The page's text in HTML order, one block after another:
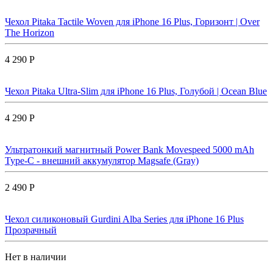
Чехол Pitaka Tactile Woven для iPhone 16 Plus, Горизонт | Over
The Horizon
4 290 Р
Чехол Pitaka Ultra-Slim для iPhone 16 Plus, Голубой | Ocean Blue
4 290 Р
Ультратонкий магнитный Power Bank Movespeed 5000 mAh
Type-C - внешний аккумулятор Magsafe (Gray)
2 490 Р
Чехол силиконовый Gurdini Alba Series для iPhone 16 Plus
Прозрачный
Нет в наличии